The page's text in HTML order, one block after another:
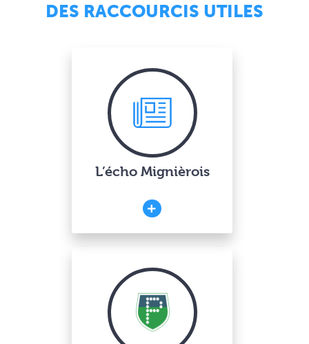
DES RACCOURCIS UTILES
L’écho Mignièrois